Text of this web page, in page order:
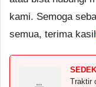
kami. Semoga
semua, terima
Traktir